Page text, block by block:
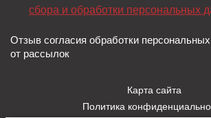
сбора и обработки персональных
Отзыв согласия обработки
от рассылок
Карта сайта
Политика